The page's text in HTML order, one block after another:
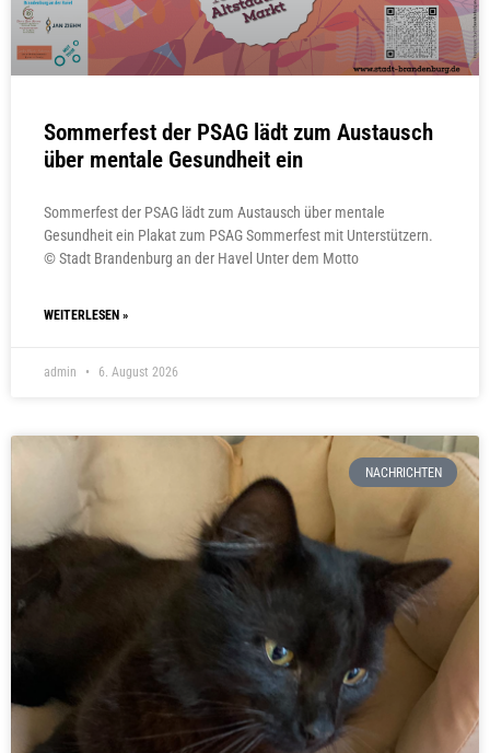
Sommerfest der PSAG lädt zum Austausch
über mentale Gesundheit ein
Sommerfest der PSAG lädt zum Austausch über mentale
Gesundheit ein Plakat zum PSAG Sommerfest mit Unterstützern.
© Stadt Brandenburg an der Havel Unter dem Motto
WEITERLESEN »
admin 6. August 2026
NACHRICHTEN